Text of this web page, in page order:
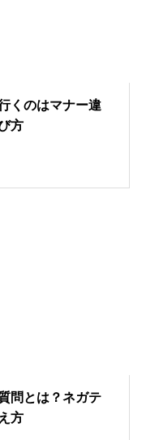
くのはマナー違
方
問とは？ネガテ
方